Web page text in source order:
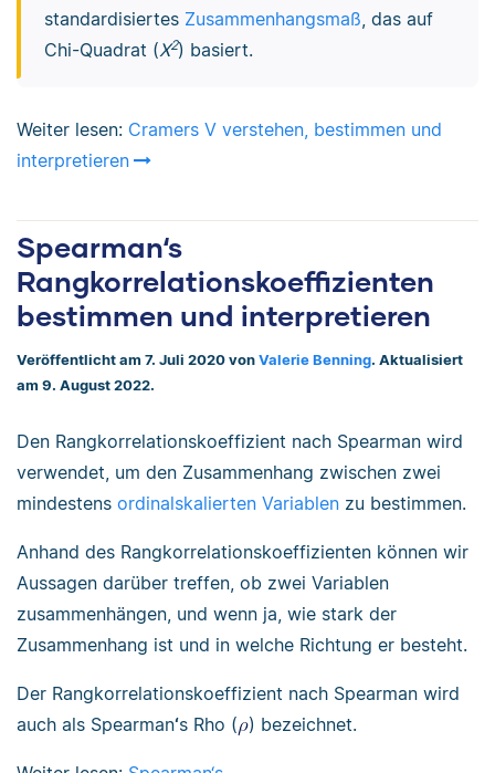
standardisiertes Zusammenhangsmaß , das auf
Chi-Quadrat (X2) basiert.
Weiter lesen: Cramers V verstehen, bestimmen und
interpretieren
Spearman‘s
Rangkorrelationskoeffizienten
bestimmen und interpretieren
Veröffentlicht am 7. Juli 2020 von Valerie Benning. Aktualisiert
am 9. August 2022.
Den Rangkorrelationskoeffizient nach Spearman wird
verwendet, um den Zusammenhang zwischen zwei
mindestens ordinalskalierten Variablen zu bestimmen.
Anhand des Rangkorrelationskoeffizienten können wir
Aussagen darüber treffen, ob zwei Variablen
zusammenhängen, und wenn ja, wie stark der
Zusammenhang ist und in welche Richtung er besteht.
Der Rangkorrelationskoeffizient nach Spearman wird
auch als Spearman‘s Rho ( ) bezeichnet.